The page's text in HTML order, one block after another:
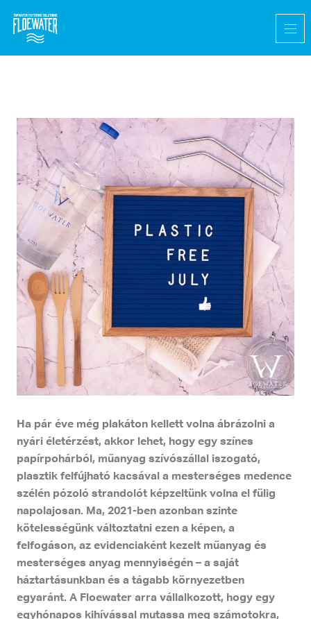
Ha pár éve még plakáton kellett volna ábrázolni a
nyári életérzést, akkor lehet, hogy egy színes
papírpohárból, műanyag szívószállal iszogató,
plasztik felfújható kacsával a mesterséges medence
szélén pózoló strandolót képzeltünk volna el fülig
napolajosan. Ma, 2021-ben azonban szinte
kötelességünk változtatni ezen a képen, a
felfogáson, az evidenciaként kezelt műanyag és
mesterséges anyag mennyiségén – a saját
háztartásunkban és a tágabb környezetben
egyaránt. A Floewater arra vállalkozott, hogy egy
egyhónapos kihívással mutassa meg számotokra,